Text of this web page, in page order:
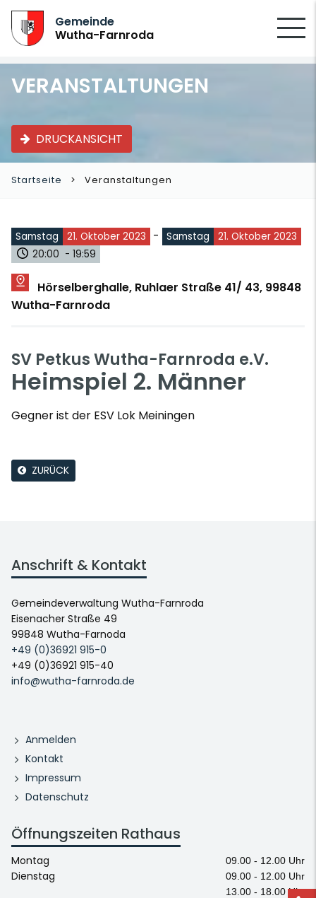
Gemeinde
Wutha-Farnroda
VERANSTALTUNGEN
DRUCKANSICHT
Startseite Veranstaltungen
Samstag 21. Oktober 2023 - Samstag
21. Oktober 2023
20:00 - 19:59
Hörselberghalle, Ruhlaer Straße 41/ 43, 99848
Wutha-Farnroda
SV Petkus Wutha-Farnroda e.V.
Heimspiel 2. Männer
Gegner ist der ESV Lok Meiningen
ZURÜCK
Anschrift & Kontakt
Gemeindeverwaltung Wutha-Farnroda
Eisenacher Straße 49
99848 Wutha-Farnoda
+49 (0)36921 915-0
+49 (0)36921 915-40
info@wutha-farnroda.de
Anmelden
Kontakt
Impressum
Datenschutz
Öffnungszeiten Rathaus
Montag 09.00 - 12.00 Uhr
Dienstag
09.00 - 12.00 Uhr
13.00 - 18.00 Uhr